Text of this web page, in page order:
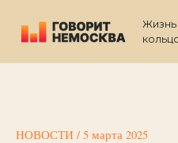
содержимому
Жизнь
НОВОСТИ / 5 марта 2025